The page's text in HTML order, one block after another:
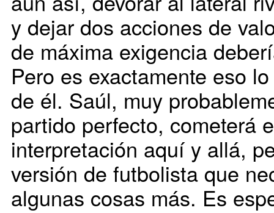
y dejar dos acciones de
de máxima exigencia
Pero es exactamente eso
de él. Saúl, muy
partido perfecto, cometerá
interpretación aquí y allá,
versión de futbolista que
algunas cosas más. Es